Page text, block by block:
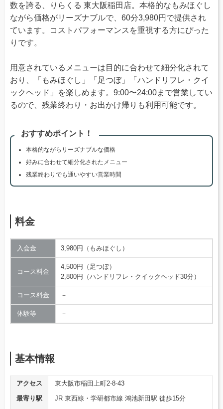
数を誇る、りらくる 東大阪稲田店。本格的なもみほぐし
ながら価格がリーズナブルで、60分3,980円で提供され
ています。コストパフォーマンスを重視する方にぴった
りです。
用意されているメニューは目的に合わせて細分化されて
おり、「もみほぐし」「足つぼ」「ハンドリフレ・クイ
ックヘッド」を楽しめます。9:00〜24:00まで営業してい
るので、残業終わり・お出かけ帰りも利用可能です。
おすすめポイント！
本格的ながらリーズナブルな価格
好みに合わせて細分化されたメニュー
残業終わりでも通いやすい営業時間
料金
入会金 3,980円（もみほぐし）
コース料金
4,500円（足つぼ）
2,800円（ハンドリフレ・クイックヘッド30分）
コース料金 －
体験等 －
基本情報
アクセス
東大阪市稲田上町2-8-43
最寄り駅
JR 東西線・学研都市線 鴻池新田駅 徒歩15分